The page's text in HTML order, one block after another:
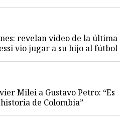
revelan video de la última
vio jugar a su hijo al fútbol
Milei a Gustavo Petro: “Es
de Colombia”